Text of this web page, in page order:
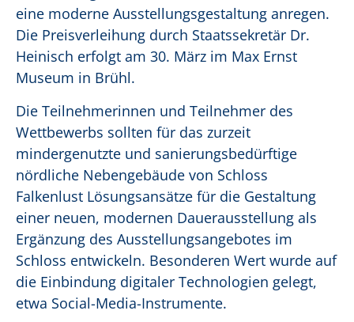
eine moderne Ausstellungsgestaltung anregen.
Die Preisverleihung durch Staatssekretär Dr.
Heinisch erfolgt am 30. März im Max Ernst
Museum in Brühl.
Die Teilnehmerinnen und Teilnehmer des
Wettbewerbs sollten für das zurzeit
mindergenutzte und sanierungsbedürftige
nördliche Nebengebäude von Schloss
Falkenlust Lösungsansätze für die Gestaltung
einer neuen, modernen Dauerausstellung als
Ergänzung des Ausstellungsangebotes im
Schloss entwickeln. Besonderen Wert wurde auf
die Einbindung digitaler Technologien gelegt,
etwa Social-Media-Instrumente.